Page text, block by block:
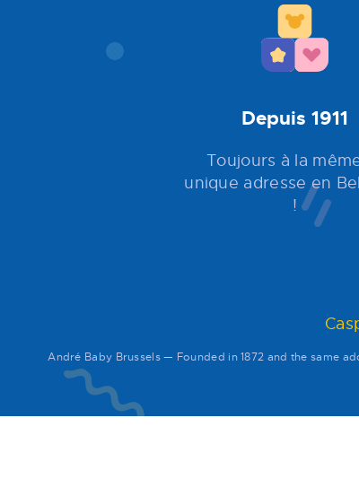
Depuis 1911
Toujours à la
unique adresse en
!
André Baby Brussels — Founded in 1872 and the same